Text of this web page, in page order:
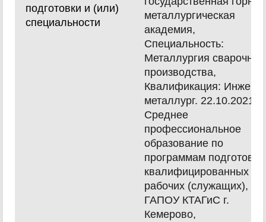
подготовки и (или)
специальности
металлургическая
академия,
Специальность:
Металлургия
производства,
Квалификация:
металлург. 22.10.2021,
Среднее
профессиональное
образование по
программам подготовки
квалифицированных
рабочих (служащих),
ГАПОУ КТАГиС г.
Кемерово,